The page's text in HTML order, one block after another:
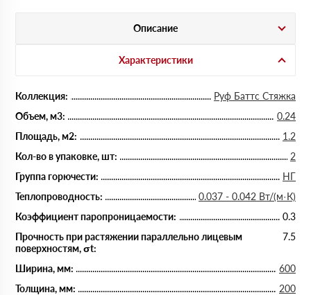
Описание
Характеристики
Коллекция:
Руф Баттс Стяжка
Объем, м3:
0.24
Площадь, м2:
1.2
Кол-во в упаковке, шт:
2
Группа горючести:
НГ
Теплопроводность:
0.037 - 0.042 Вт/(м·К)
Коэффициент паропроницаемости:
0.3
Прочность при растяжении параллельно лицевым
поверхностям, σt:
7.5
Ширина, мм:
600
Толщина, мм:
200